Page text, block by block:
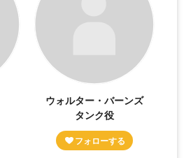
ウォルター・バーンズ
タンク役